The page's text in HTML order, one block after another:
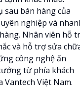
sau bán hàng của
nghiệp và
Nhân viên hỗ
và hỗ trợ sửa
công nghệ ấn
từ phía khách
Vantech Việt Nam.